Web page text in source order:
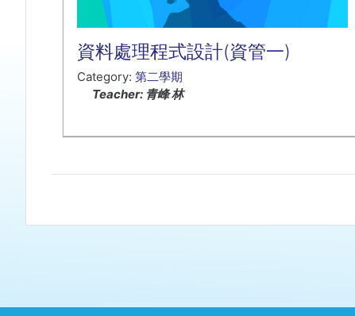
資料處理程式設計(資管一)
Category: 第二學期
Teacher: 青峰 林